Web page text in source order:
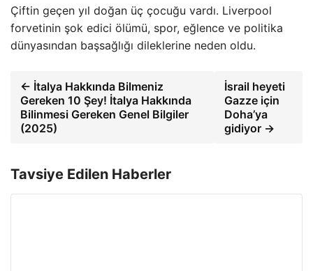
Çiftin geçen yıl doğan üç çocuğu vardı. Liverpool
forvetinin şok edici ölümü, spor, eğlence ve politika
dünyasından başsağlığı dileklerine neden oldu.
← İtalya Hakkında Bilmeniz
Gereken 10 Şey! İtalya Hakkında
Bilinmesi Gereken Genel Bilgiler
(2025)
İsrail heyeti
Gazze için
Doha’ya
gidiyor →
Tavsiye Edilen Haberler